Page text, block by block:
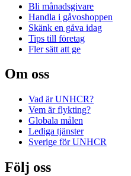
Bli månadsgivare
Handla i gåvoshoppen
Skänk en gåva idag
Tips till företag
Fler sätt att ge
Om oss
Vad är UNHCR?
Vem är flykting?
Globala målen
Lediga tjänster
Sverige för UNHCR
Följ oss